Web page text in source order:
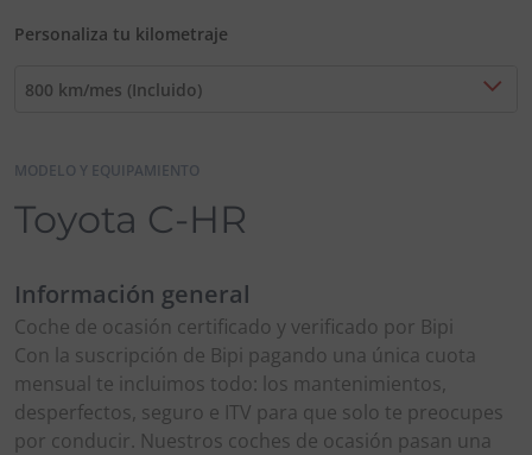
Personaliza tu kilometraje
800 km/mes (Incluido)
MODELO Y EQUIPAMIENTO
Toyota C-HR
Información general
Coche de ocasión certificado y verificado por Bipi
Con la suscripción de Bipi pagando una única cuota
mensual te incluimos todo: los mantenimientos,
desperfectos, seguro e ITV para que solo te preocupes
por conducir. Nuestros coches de ocasión pasan una